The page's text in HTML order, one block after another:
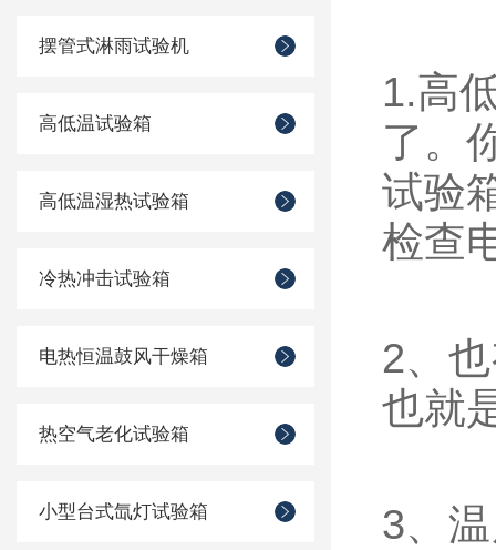
摆管式淋雨试验机
高低温试验箱
高低温湿热试验箱
冷热冲击试验箱
电热恒温鼓风干燥箱
热空气老化试验箱
小型台式氙灯试验箱
1.高
了。
试验
检查
2、
也就
3、